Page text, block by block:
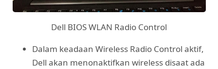
Dell BIOS WLAN Radio Control
Dalam keadaan Wireless Radio Control aktif,
Dell akan menonaktifkan wireless disaat ada